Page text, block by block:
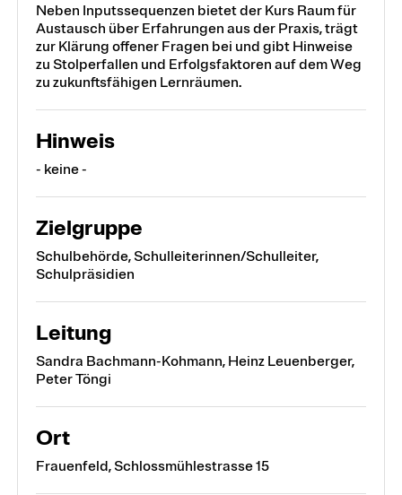
Neben Inputssequenzen bietet der Kurs Raum für
Austausch über Erfahrungen aus der Praxis, trägt
zur Klärung offener Fragen bei und gibt Hinweise
zu Stolperfallen und Erfolgsfaktoren auf dem Weg
zu zukunftsfähigen Lernräumen.
Hinweis
- keine -
Zielgruppe
Schulbehörde, Schulleiterinnen/Schulleiter,
Schulpräsidien
Leitung
Sandra Bachmann-Kohmann, Heinz Leuenberger,
Peter Töngi
Ort
Frauenfeld, Schlossmühlestrasse 15